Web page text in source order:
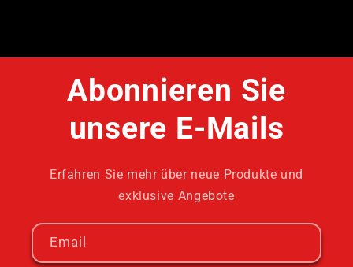
Abonnieren Sie
unsere E-Mails
Erfahren Sie mehr über neue Produkte und
exklusive Angebote
Email